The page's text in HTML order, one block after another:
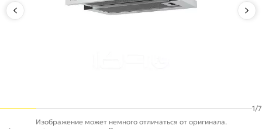
1/7
Изображение может немного отличаться от оригинала.